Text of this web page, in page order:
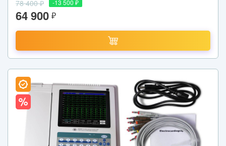
78 400 ₽ -13 500 ₽
64 900 ₽